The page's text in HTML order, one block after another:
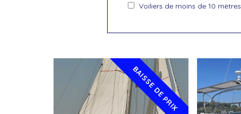
Voiliers de moins de 10 mètres
BAISSE DE PRIX